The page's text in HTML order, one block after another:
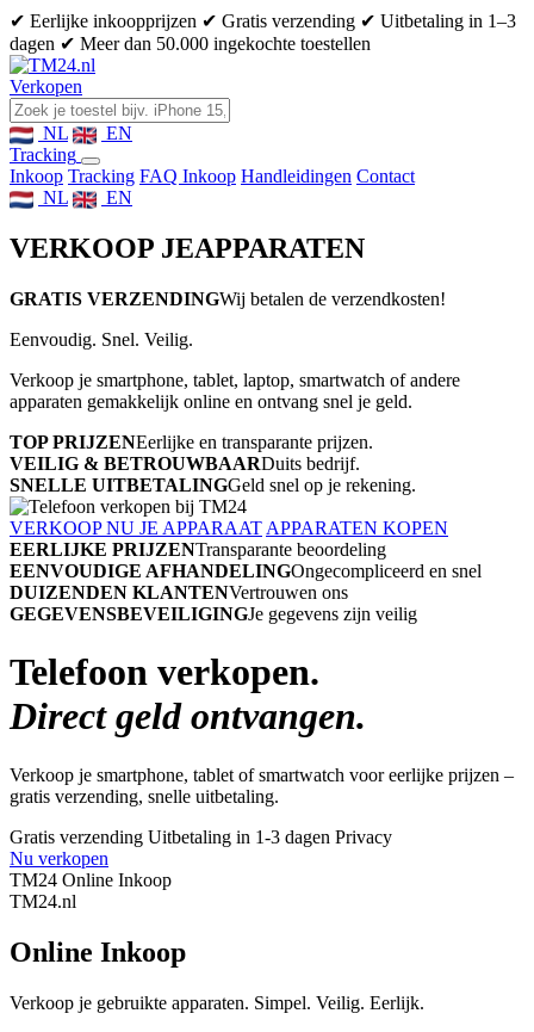
✔ Eerlijke inkoopprijzen ✔ Gratis verzending ✔ Uitbetaling in 1–3
dagen ✔ Meer dan 50.000 ingekochte toestellen
Verkopen
NL
EN
Tracking
Inkoop Tracking FAQ Inkoop Handleidingen Contact
NL
EN
VERKOOP JEAPPARATEN
GRATIS VERZENDINGWij betalen de verzendkosten!
Eenvoudig. Snel. Veilig.
Verkoop je smartphone, tablet, laptop, smartwatch of andere
apparaten gemakkelijk online en ontvang snel je geld.
TOP PRIJZENEerlijke en transparante prijzen.
VEILIG & BETROUWBAARDuits bedrijf.
SNELLE UITBETALINGGeld snel op je rekening.
VERKOOP NU JE APPARAAT APPARATEN KOPEN
EERLIJKE PRIJZENTransparante beoordeling
EENVOUDIGE AFHANDELINGOngecompliceerd en snel
DUIZENDEN KLANTENVertrouwen ons
GEGEVENSBEVEILIGINGJe gegevens zijn veilig
Telefoon verkopen.
Direct geld ontvangen.
Verkoop je smartphone, tablet of smartwatch voor eerlijke prijzen –
gratis verzending, snelle uitbetaling.
Gratis verzending Uitbetaling in 1-3 dagen Privacy
Nu verkopen
TM24 Online Inkoop
TM24.nl
Online Inkoop
Verkoop je gebruikte apparaten. Simpel. Veilig. Eerlijk.